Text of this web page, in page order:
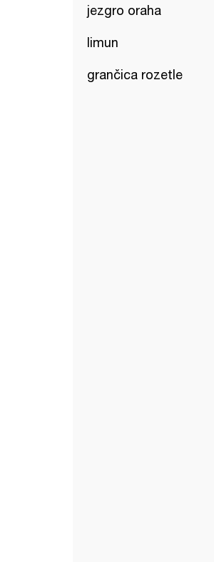
jezgro oraha
limun
grančica rozetle